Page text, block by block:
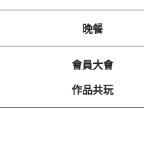
晚餐
會員大會
作品共玩